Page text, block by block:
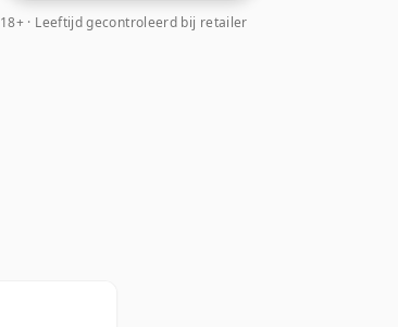
18+ · Leeftijd gecontroleerd bij retailer